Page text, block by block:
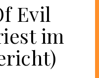
Evil
im